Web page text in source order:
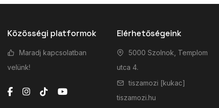
Közösségi platformok
Maradj kapcsolatban
velünk!
Elérhetőségeink
5000 Szolnok, Templom
utca 4.
tiszamozi [kukac]
tiszamozi.hu